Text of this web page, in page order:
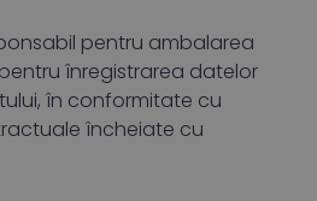
pentru ambalarea
înregistrarea datelor
în conformitate cu
încheiate cu